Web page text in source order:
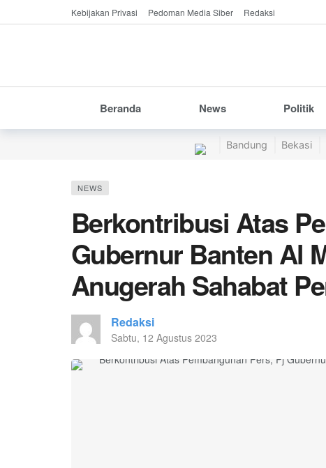
Kebijakan Privasi Pedoman Media Siber Redaksi
Beranda News Politik
Bandung Bekasi
NEWS
Berkontribusi Atas
Gubernur Banten Al
Anugerah Sahabat
Redaksi
Sabtu, 12 Agustus 2023